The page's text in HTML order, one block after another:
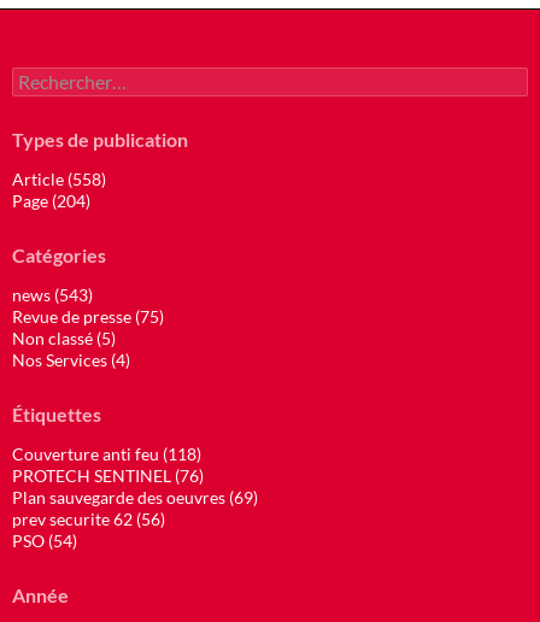
Rechercher :
Types de publication
Article (558)
Page (204)
Catégories
news (543)
Revue de presse (75)
Non classé (5)
Nos Services (4)
Étiquettes
Couverture anti feu (118)
PROTECH SENTINEL (76)
Plan sauvegarde des oeuvres (69)
prev securite 62 (56)
PSO (54)
Année